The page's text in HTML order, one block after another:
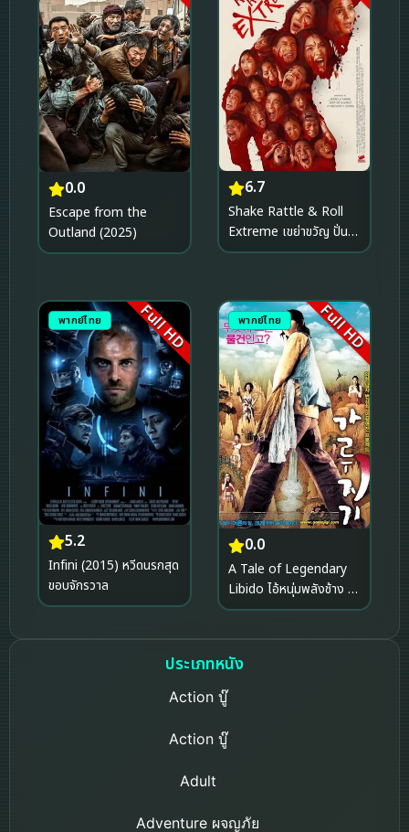
0.0
Escape from the
Outland (2025)
6.7
Shake Rattle & Roll
Extreme เขย่าขวัญ ปั่น
ประสาท (2023)
พากย์ไทย Full HD
5.2
Infini (2015) หวีดนรกสุด
ขอบจักรวาล
พากย์ไทย Full HD
0.0
A Tale of Legendary
Libido ไอ้หนุ่มพลังช้าง ไว
อาก้าเรียกพี่ (2008)
ประเภทหนัง
Action บู๊
Action บู๊
Adult
Adventure ผจญภัย